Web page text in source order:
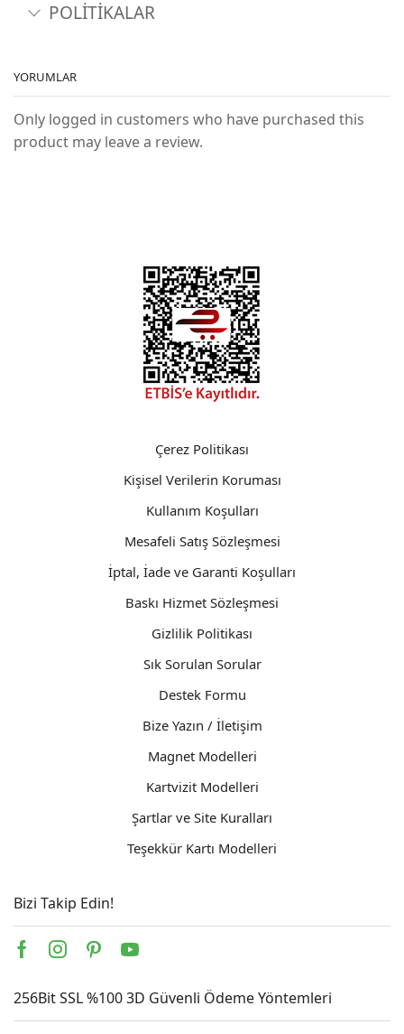
POLİTİKALAR
YORUMLAR
Only logged in customers who have purchased this
product may leave a review.
Çerez Politikası
Kişisel Verilerin Koruması
Kullanım Koşulları
Mesafeli Satış Sözleşmesi
İptal, İade ve Garanti Koşulları
Baskı Hizmet Sözleşmesi
Gizlilik Politikası
Sık Sorulan Sorular
Destek Formu
Bize Yazın / İletişim
Magnet Modelleri
Kartvizit Modelleri
Şartlar ve Site Kuralları
Teşekkür Kartı Modelleri
Bizi Takip Edin!
Facebook
Instagram
PinterestYoutube
256Bit SSL %100 3D Güvenli Ödeme Yöntemleri